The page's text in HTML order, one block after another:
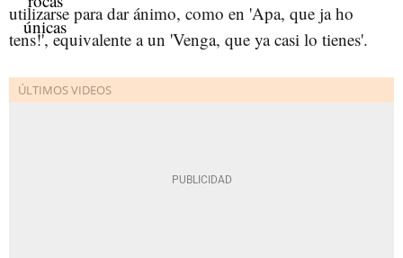
utilizarse para dar ánimo, como en 'Apa, que ja ho
tens!', equivalente a un 'Venga, que ya casi lo tienes'.